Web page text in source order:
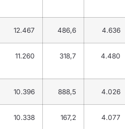
12.467 486,6 4.636
11.260 318,7 4.480
10.396 888,5 4.026
10.338 167,2 4.077